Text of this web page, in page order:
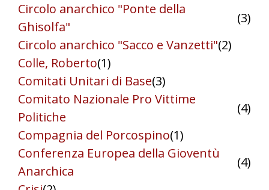
Circolo anarchico "Ponte della
Ghisolfa"
(3)
Circolo anarchico "Sacco e Vanzetti"(2)
Colle, Roberto(1)
Comitati Unitari di Base(3)
Comitato Nazionale Pro Vittime
Politiche
(4)
Compagnia del Porcospino(1)
Conferenza Europea della Gioventù
Anarchica
(4)